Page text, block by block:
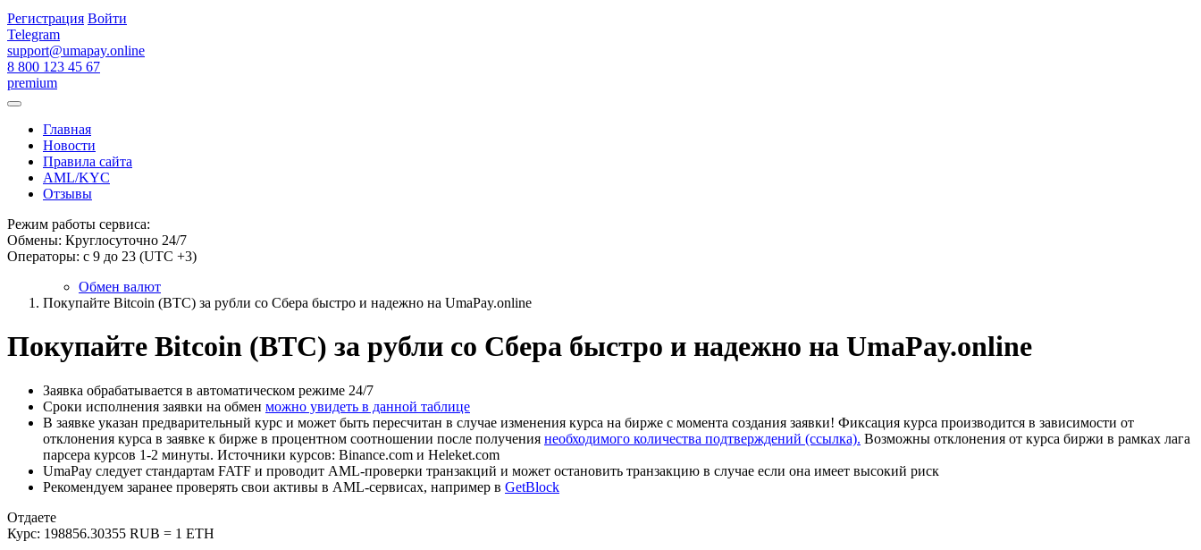
Регистрация Войти
Telegram
support@umapay.online
8 800 123 45 67
premium
Главная
Новости
Правила сайта
AML/KYC
Отзывы
Режим работы сервиса:
Обмены: Круглосуточно 24/7
Операторы: с 9 до 23 (UTC +3)
Обмен валют
Покупайте Bitcoin (BTC) за рубли со Сбера быстро и надежно на UmaPay.online
Покупайте Bitcoin (BTC) за рубли со Сбера быстро и надежно на UmaPay.online
Заявка обрабатывается в автоматическом режиме 24/7
Сроки исполнения заявки на обмен можно увидеть в данной таблице
В заявке указан предварительный курс и может быть пересчитан в случае изменения курса на бирже с момента создания заявки! Фиксация курса производится в зависимости от
отклонения курса в заявке к бирже в процентном соотношении после получения необходимого количества подтверждений (ссылка). Возможны отклонения от курса биржи в рамках лага
парсера курсов 1-2 минуты. Источники курсов: Binance.com и Heleket.com
UmaPay следует стандартам FATF и проводит AML-проверки транзакций и может остановить транзакцию в случае если она имеет высокий риск
Рекомендуем заранее проверять свои активы в AML-сервисах, например в GetBlock
Отдаете
Курс: 198856.30355 RUB = 1 ETH